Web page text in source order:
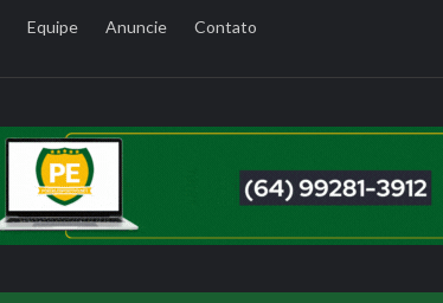
Equipe Anuncie Contato